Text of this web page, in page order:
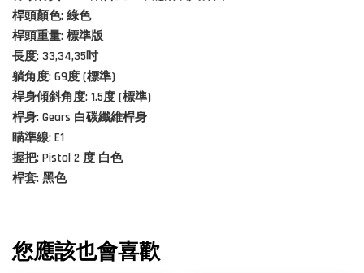
桿頭顏色: 綠色
桿頭重量: 標準版
長度: 33,34,35吋
躺角度: 69度 (標準)
桿身傾斜角度: 1.5度 (標準)
桿身: Gears 白碳纖維桿身
瞄準線: E1
握把: Pistol 2 度 白色
桿套: 黑色
您應該也會喜歡